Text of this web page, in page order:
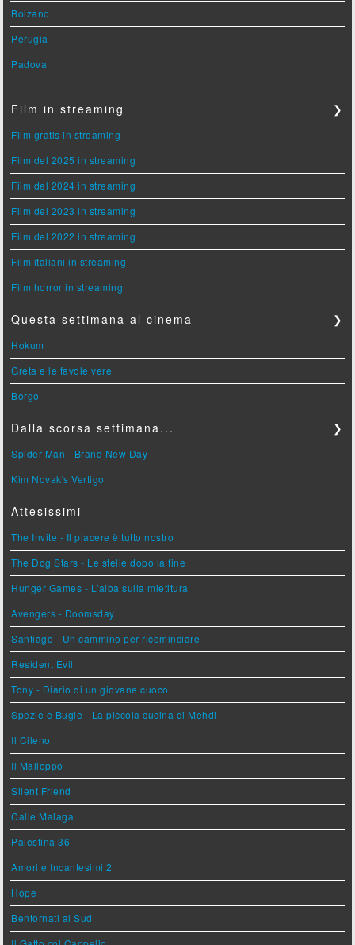
Bolzano
Perugia
Padova
Film in streaming ❯
Film gratis in streaming
Film del 2025 in streaming
Film del 2024 in streaming
Film del 2023 in streaming
Film del 2022 in streaming
Film italiani in streaming
Film horror in streaming
Questa settimana al cinema ❯
Hokum
Greta e le favole vere
Borgo
Dalla scorsa settimana... ❯
Spider-Man - Brand New Day
Kim Novak's Vertigo
Attesissimi
The Invite - Il piacere è tutto nostro
The Dog Stars - Le stelle dopo la fine
Hunger Games - L'alba sulla mietitura
Avengers - Doomsday
Santiago - Un cammino per ricominciare
Resident Evil
Tony - Diario di un giovane cuoco
Spezie e Bugie - La piccola cucina di Mehdi
Il Cileno
Il Malloppo
Silent Friend
Calle Malaga
Palestina 36
Amori e Incantesimi 2
Hope
Bentornati al Sud